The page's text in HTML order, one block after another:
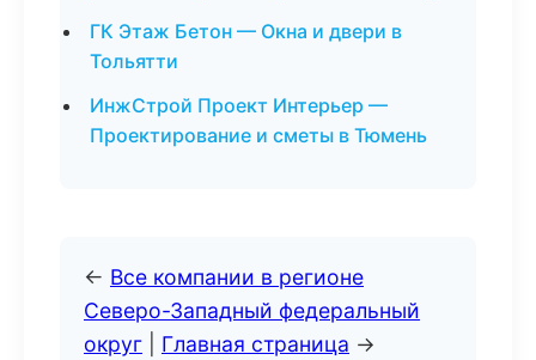
ГК Этаж Бетон — Окна и двери в
Тольятти
ИнжСтрой Проект Интерьер —
Проектирование и сметы в Тюмень
← Все компании в регионе
Северо-Западный федеральный
округ
Главная страница →